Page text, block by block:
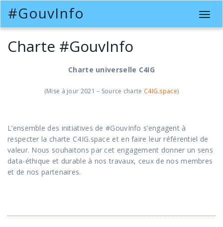
T
o
a
t
i
#GouvInfo
Charte #GouvInfo
Charte universelle C4IG
(Mise à jour 2021 – Source charte C4IG.space)
L’ensemble des initiatives de #GouvInfo s’engagent à
respecter la charte C4IG.space et en faire leur référentiel de
valeur. Nous souhaitons par cet engagement donner un sens
data-éthique et durable à nos travaux, ceux de nos membres
et de nos partenaires.